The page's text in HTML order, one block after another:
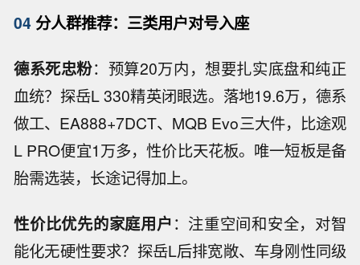
04 分人群推荐：三类用户对号入座
德系死忠粉：预算20万内，想要扎实底盘和纯正
血统？探岳L 330精英闭眼选。落地19.6万，德系
做工、EA888+7DCT、MQB Evo三大件，比途观
L PRO便宜1万多，性价比天花板。唯一短板是备
胎需选装，长途记得加上。
性价比优先的家庭用户：注重空间和安全，对智
能化无硬性要求？探岳L后排宽敞、车身刚性同级